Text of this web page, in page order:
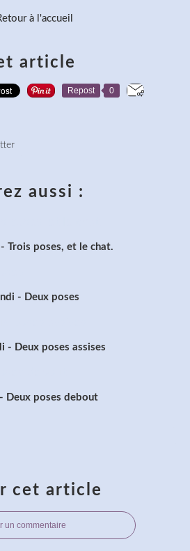
à l'accueil
article
Repost 0
aussi :
Trois poses, et le chat.
- Deux poses
- Deux poses assises
Deux poses debout
cet article
un commentaire